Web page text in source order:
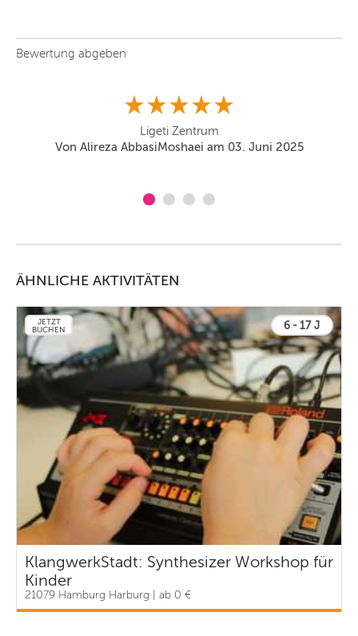
Bewertung abgeben
Ligeti Zentrum
Von Alireza AbbasiMoshaei am 03. Juni 2025
ÄHNLICHE AKTIVITÄTEN
JETZT
BUCHEN
6 - 17 J
KlangwerkStadt: Synthesizer Workshop für
Kinder
21079 Hamburg Harburg | ab 0 €